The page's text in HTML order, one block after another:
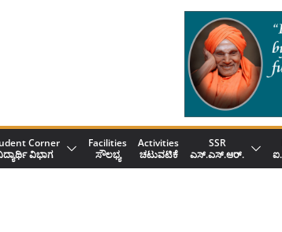
Corner
ವಿಭಾಗ
Facilities
ಸೌಲಭ್ಯ
Activities
ಚಟುವಟಿಕೆ
SSR
ಎಸ್.ಎಸ್.ಆರ್.